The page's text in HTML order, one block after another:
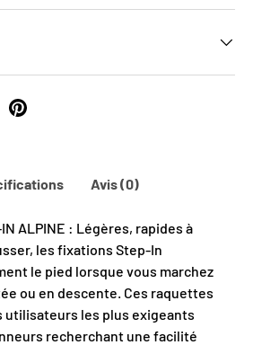
Avis (0)
ALPINE : Légères, rapides à
les fixations Step-In
le pied lorsque vous marchez
ou en descente. Ces raquettes
utilisateurs les plus exigeants
recherchant une facilité